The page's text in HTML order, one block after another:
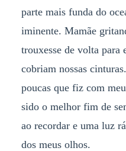
parte mais funda do
iminente. Mamãe
trouxesse de volta para
cobriam nossas
poucas que fiz com
sido o melhor fim de
ao recordar e uma luz
dos meus olhos.